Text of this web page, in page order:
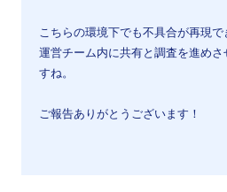
こちらの環境下でも不具合が再現で
運営チーム内に共有と調査を進めさ
すね。
ご報告ありがとうございます！